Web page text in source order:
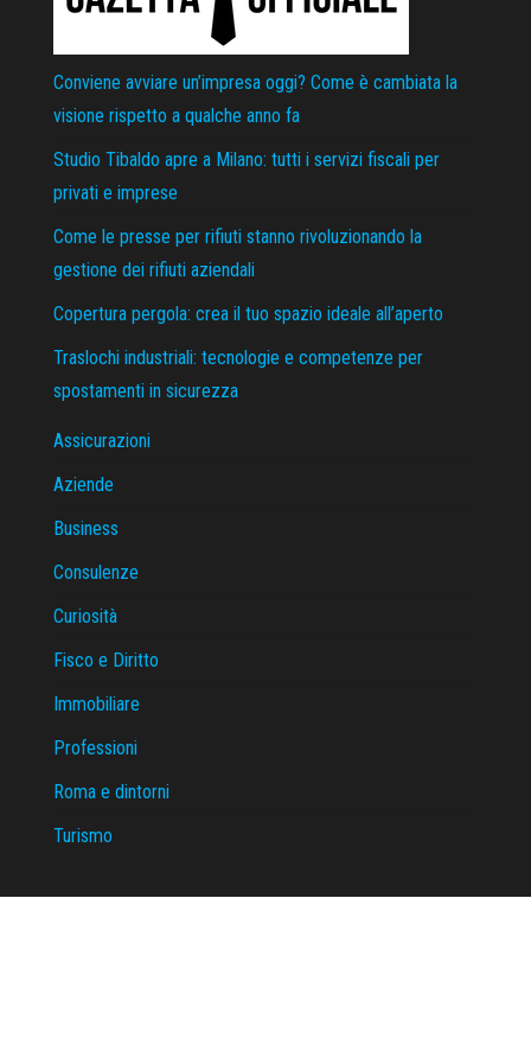
Conviene avviare un’impresa oggi? Come è cambiata la
visione rispetto a qualche anno fa
Studio Tibaldo apre a Milano: tutti i servizi fiscali per
privati e imprese
Come le presse per rifiuti stanno rivoluzionando la
gestione dei rifiuti aziendali
Copertura pergola: crea il tuo spazio ideale all’aperto
Traslochi industriali: tecnologie e competenze per
spostamenti in sicurezza
Assicurazioni
Aziende
Business
Consulenze
Curiosità
Fisco e Diritto
Immobiliare
Professioni
Roma e dintorni
Turismo